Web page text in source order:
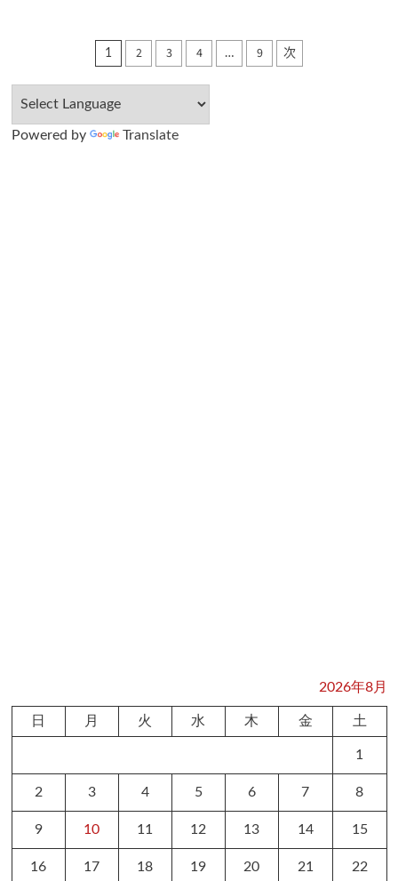
投
稿
の
1 2 3 4 … 9 次
Powered by Translate
2026年8月
日 月 火 水 木 金 土
1
2 3 4 5 6 7 8
9 10 11 12 13 14 15
16 17 18 19 20 21 22